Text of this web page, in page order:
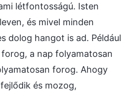
létfontosságú. Isten
és mivel minden
dolog hangot is ad. Például
a nap folyamatosan
forog. Ahogy
és mozog,